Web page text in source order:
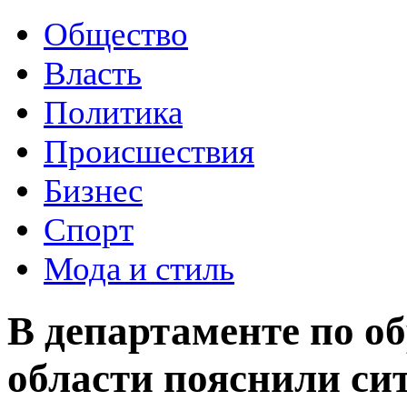
Общество
Власть
Политика
Происшествия
Бизнес
Спорт
Мода и стиль
В департаменте по
области пояснили